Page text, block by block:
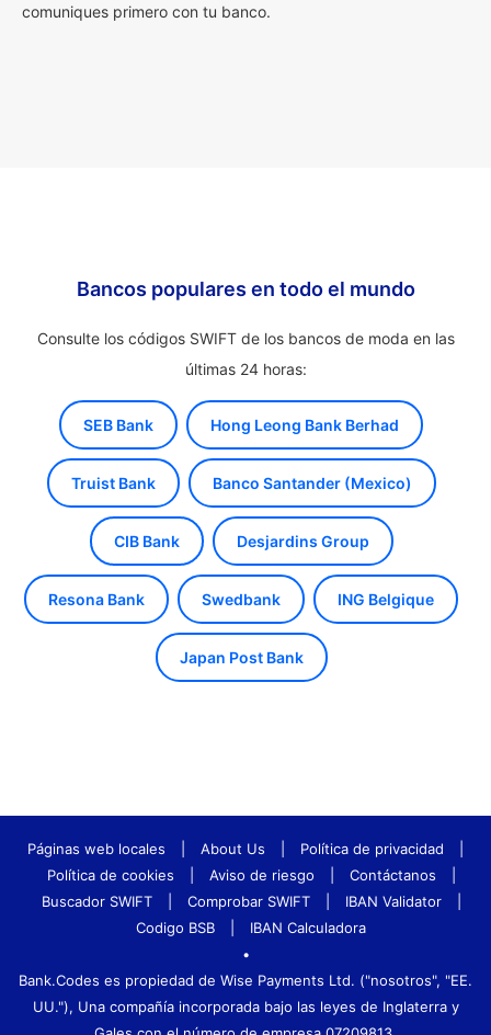
comuniques primero con tu banco.
Bancos populares en todo el mundo
Consulte los códigos SWIFT de los bancos de moda en las
últimas 24 horas:
SEB Bank Hong Leong Bank Berhad
Truist Bank Banco Santander (Mexico)
CIB Bank Desjardins Group
Resona Bank Swedbank ING Belgique
Japan Post Bank
Páginas web locales About Us Política de privacidad
Política de cookies
Aviso de riesgo Contáctanos
Buscador SWIFT
Comprobar SWIFT IBAN Validator
Codigo BSB
IBAN Calculadora
•
Bank.Codes es propiedad de Wise Payments Ltd. ("nosotros", "EE.
UU."), Una compañía incorporada bajo las leyes de Inglaterra y